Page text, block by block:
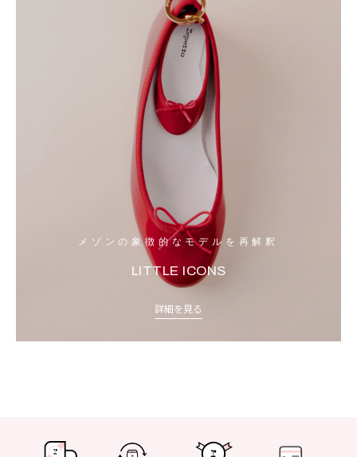
メゾンの象徴的なモデルを再解釈
LITTLE ICONS
詳細を見る